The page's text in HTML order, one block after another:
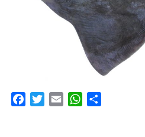
FacebookTwitterEmail WhatsApp